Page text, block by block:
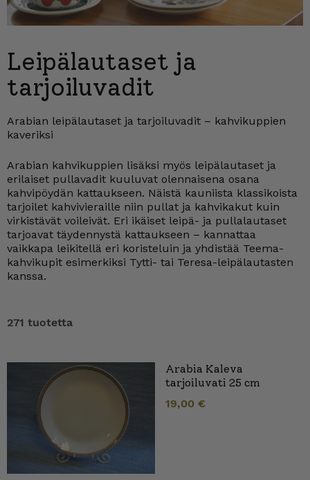
Leipälautaset ja
tarjoiluvadit
Arabian leipälautaset ja tarjoiluvadit – kahvikuppien
kaveriksi
Arabian kahvikuppien lisäksi myös leipälautaset ja
erilaiset pullavadit kuuluvat olennaisena osana
kahvipöydän kattaukseen. Näistä kauniista klassikoista
tarjoilet kahvivieraille niin pullat ja kahvikakut kuin
virkistävät voileivät. Eri ikäiset leipä- ja pullalautaset
tarjoavat täydennystä kattaukseen – kannattaa
vaikkapa leikitellä eri koristeluin ja yhdistää Teema-
kahvikupit esimerkiksi Tytti- tai Teresa-leipälautasten
kanssa.
271 tuotetta
Arabia Kaleva
tarjoiluvati 25 cm
19,00 €